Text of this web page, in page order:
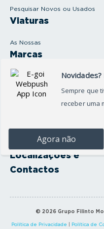
Pesquisar Novos ou Usados
Viaturas
As Nossas
Marcas
Produtos e serviços
Oficina
Onde Estamos
Localizações e
Contactos
l
© 2026Grupo Filinto
Política de Privacidade | Política de